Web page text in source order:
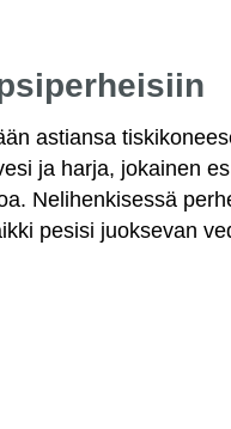
astiansa
ja harja, jokainen
Nelihenkisessä
pesisi juoksevan